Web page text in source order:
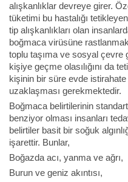
alışkanlıklar devreye girer.
tüketimi bu hastalığı
tip alışkanlıkları olan
boğmaca virüsüne
toplu taşıma ve sosyal çevre
kişiye geçme olasılığını da
kişinin bir süre evde
uzaklaşması gerekmektedir.
Boğmaca belirtilerinin
benziyor olması insanları
belirtiler basit bir soğuk
işarettir. Bunlar,
Boğazda acı, yanma ve ağrı,
Burun ve geniz akıntısı,